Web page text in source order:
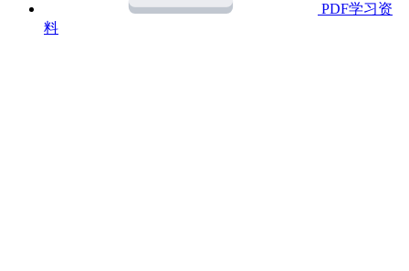
PDF学习资
料